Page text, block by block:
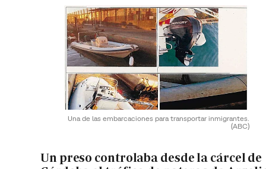
Una de las embarcaciones para transportar inmigrantes.
(ABC)
Un preso controlaba desde la cárcel de